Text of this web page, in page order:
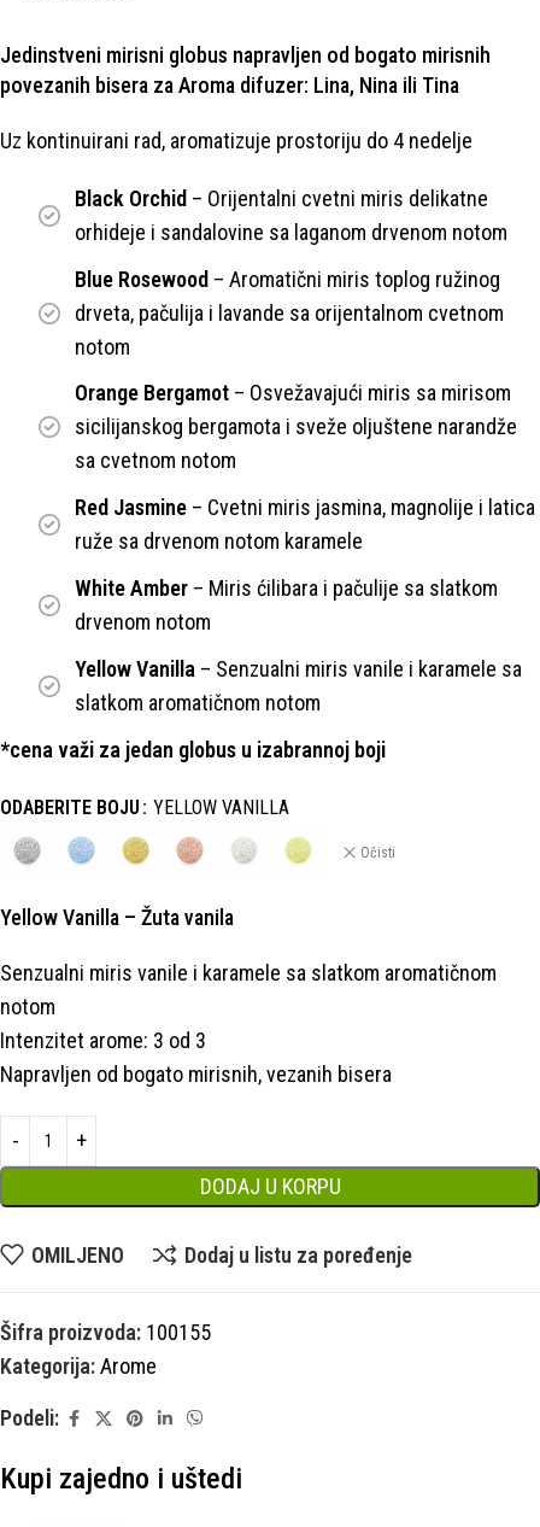
Jedinstveni mirisni globus napravljen od bogato mirisnih
povezanih bisera za Aroma difuzer: Lina, Nina ili Tina
Uz kontinuirani rad, aromatizuje prostoriju do 4 nedelje
Black Orchid – Orijentalni cvetni miris delikatne
orhideje i sandalovine sa laganom drvenom notom
Blue Rosewood – Aromatični miris toplog ružinog
drveta, pačulija i lavande sa orijentalnom cvetnom
notom
Orange Bergamot – Osvežavajući miris sa mirisom
sicilijanskog bergamota i sveže oljuštene narandže
sa cvetnom notom
Red Jasmine – Cvetni miris jasmina, magnolije i latica
ruže sa drvenom notom karamele
White Amber – Miris ćilibara i pačulije sa slatkom
drvenom notom
Yellow Vanilla – Senzualni miris vanile i karamele sa
slatkom aromatičnom notom
*cena važi za jedan globus u izabrannoj boji
ODABERITE BOJU YELLOW VANILLA
Očisti
Yellow Vanilla – Žuta vanila
Senzualni miris vanile i karamele sa slatkom aromatičnom
notom
Intenzitet arome: 3 od 3
Napravljen od bogato mirisnih, vezanih bisera
DODAJ U KORPU
OMILJENO Dodaj u listu za poređenje
Šifra proizvoda: 100155
Kategorija:Arome
Podeli:
Kupi zajedno i uštedi